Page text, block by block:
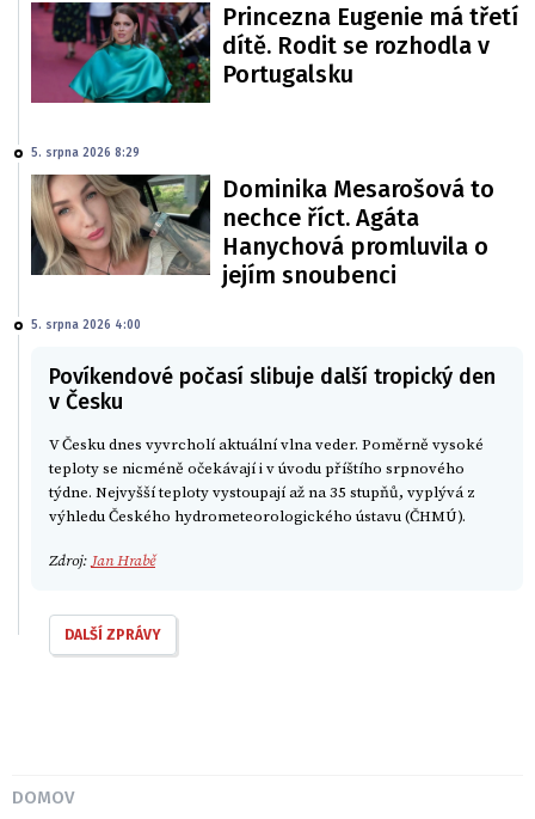
Princezna Eugenie má třetí
dítě. Rodit se rozhodla v
Portugalsku
5. srpna 2026 8:29
Dominika Mesarošová to
nechce říct. Agáta
Hanychová promluvila o
jejím snoubenci
5. srpna 2026 4:00
Povíkendové počasí slibuje další tropický den
v Česku
V Česku dnes vyvrcholí aktuální vlna veder. Poměrně vysoké
teploty se nicméně očekávají i v úvodu příštího srpnového
týdne. Nejvyšší teploty vystoupají až na 35 stupňů, vyplývá z
výhledu Českého hydrometeorologického ústavu (ČHMÚ).
Zdroj: Jan Hrabě
DALŠÍ ZPRÁVY
DOMOV